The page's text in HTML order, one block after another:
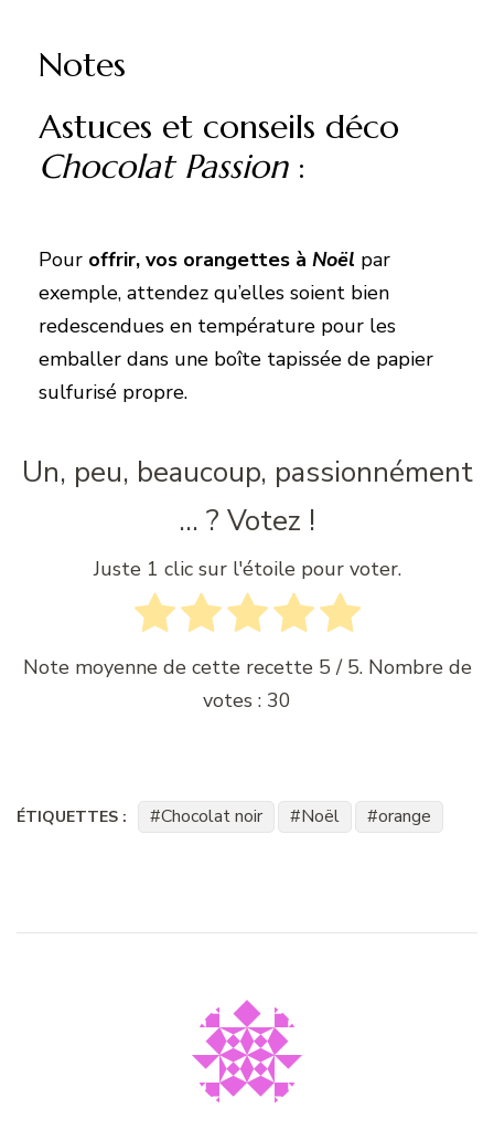
Notes
Astuces et conseils déco
Chocolat Passion:
Pour offrir, vos orangettes à Noël par
exemple, attendez qu’elles soient bien
redescendues en température pour les
emballer dans une boîte tapissée de papier
sulfurisé propre.
Un, peu, beaucoup, passionnément
... ? Votez !
Juste 1 clic sur l'étoile pour voter.
Note moyenne de cette recette 5 / 5. Nombre de
votes : 30
ÉTIQUETTES : Chocolat noir Noël orange